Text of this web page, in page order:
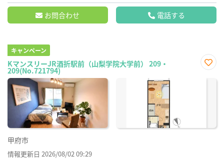
お問合わせ 電話する
キャンペーン
KマンスリーJR酒折駅前（山梨学院大学前） 209・
209(No.721794)
に入
甲府市
情報更新日 2026/08/02 09:29